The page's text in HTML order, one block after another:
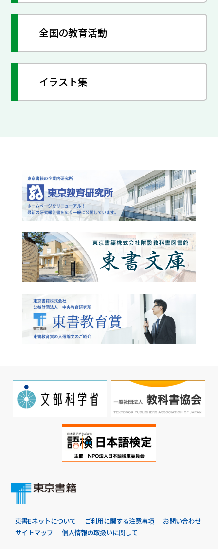
全国の教育活動
イラスト集
東書Eネットについて ご利用に関する注意事項
お問い合わせ
サイトマップ
個人情報の取扱いに関して